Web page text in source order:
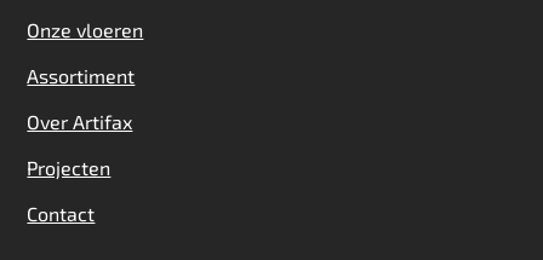
Onze vloeren
Assortiment
Over Artifax
Projecten
Contact